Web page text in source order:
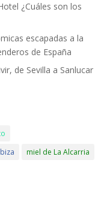
¿Cuáles son los
escapadas a la
de España
de Sevilla a Sanlucar
miel de La Alcarria